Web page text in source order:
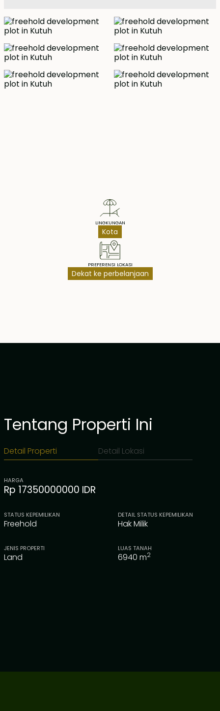
LINGKUNGAN
Kota
PREFERENSI LOKASI
Dekat ke perbelanjaan
Tentang Properti Ini
Detail Properti Detail Lokasi
HARGA
Rp 17350000000 IDR
STATUS KEPEMILIKAN
Freehold
DETAIL STATUS KEPEMILIKAN
Hak Milik
JENIS PROPERTI
Land
LUAS TANAH
6940 m2